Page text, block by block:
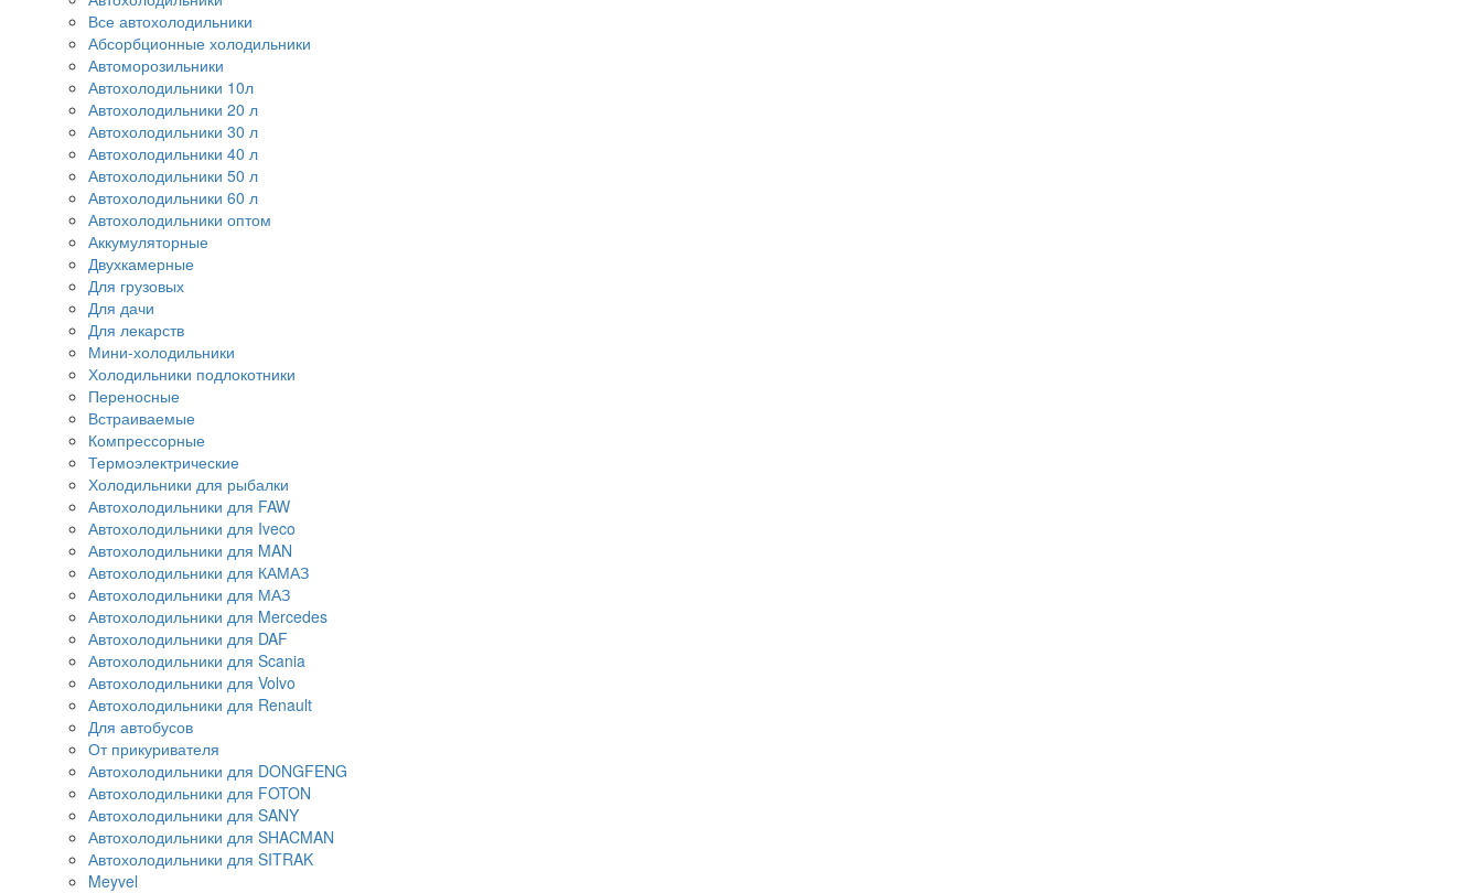
Все автохолодильники
Абсорбционные холодильники
Автоморозильники
Автохолодильники 10л
Автохолодильники 20 л
Автохолодильники 30 л
Автохолодильники 40 л
Автохолодильники 50 л
Автохолодильники 60 л
Автохолодильники оптом
Аккумуляторные
Двухкамерные
Для грузовых
Для дачи
Для лекарств
Мини-холодильники
Холодильники подлокотники
Переносные
Встраиваемые
Компрессорные
Термоэлектрические
Холодильники для рыбалки
Автохолодильники для FAW
Автохолодильники для Iveco
Автохолодильники для MAN
Автохолодильники для КАМАЗ
Автохолодильники для МАЗ
Автохолодильники для Mercedes
Автохолодильники для DAF
Автохолодильники для Scania
Автохолодильники для Volvo
Автохолодильники для Renault
Для автобусов
От прикуривателя
Автохолодильники для DONGFENG
Автохолодильники для FOTON
Автохолодильники для SANY
Автохолодильники для SHACMAN
Автохолодильники для SITRAK
Meyvel